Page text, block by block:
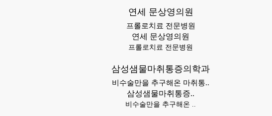
연세 문상영의원
프롤로치료 전문병원
연세 문상영의원
프롤로치료 전문병원
삼성샘물마취통증의학과
비수술만을 추구해온 마취통..
삼성샘물마취통증..
비수술만을 추구해온 ..